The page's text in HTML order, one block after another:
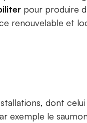
pour produire
renouvelable et
dont
exemple le